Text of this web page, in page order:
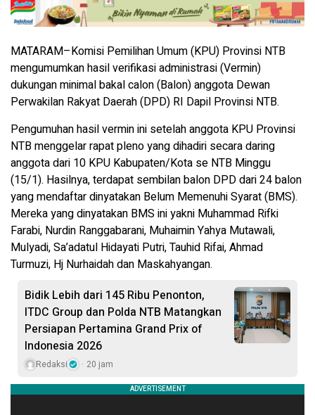
MATARAM–Komisi Pemilihan Umum (KPU) Provinsi NTB
mengumumkan hasil verifikasi administrasi (Vermin)
dukungan minimal bakal calon (Balon) anggota Dewan
Perwakilan Rakyat Daerah (DPD) RI Dapil Provinsi NTB.
Pengumuhan hasil vermin ini setelah anggota KPU Provinsi
NTB menggelar rapat pleno yang dihadiri secara daring
anggota dari 10 KPU Kabupaten/Kota se NTB Minggu
(15/1). Hasilnya, terdapat sembilan balon DPD dari 24 balon
yang mendaftar dinyatakan Belum Memenuhi Syarat (BMS).
Mereka yang dinyatakan BMS ini yakni Muhammad Rifki
Farabi, Nurdin Ranggabarani, Muhaimin Yahya Mutawali,
Mulyadi, Sa’adatul Hidayati Putri, Tauhid Rifai, Ahmad
Turmuzi, Hj Nurhaidah dan Maskahyangan.
Bidik Lebih dari 145 Ribu Penonton,
ITDC Group dan Polda NTB Matangkan
Persiapan Pertamina Grand Prix of
Indonesia 2026
Redaksi 20 jam